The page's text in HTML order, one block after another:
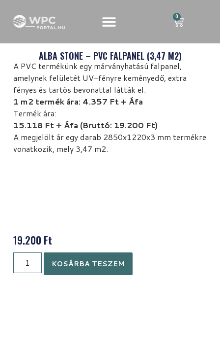
0
ALBA STONE – PVC FALPANEL (3,47 M2)
A PVC termékünk egy márványhatású falpanel,
amelynek felületét UV-fényre keményedő, extra
fényes és tartós bevonattal látták el.
1 m2 termék ára: 4.357 Ft + Áfa
Termék ára:
15.118 Ft + Áfa (Bruttó: 19.200 Ft)
A megjelölt ár egy darab 2850x1220x3 mm termékre
vonatkozik, mely 3,47 m2.
19.200 Ft
KOSÁRBA TESZEM